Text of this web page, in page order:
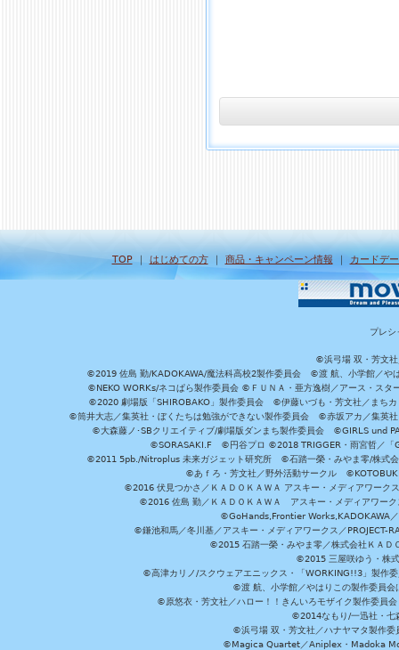
TOP｜ はじめての方｜ 商品・キャンペーン情報 ｜ カードデ
プレシ
©浜弓場 双・芳文社
©2019 佐島 勤/KADOKAWA/魔法科高校2製作委員会 ©渡 航、小学館／や
©NEKO WORKs/ネコぱら製作委員会 ©ＦＵＮＡ・亜方逸樹／アース・ス
©2020 劇場版「SHIROBAKO」製作委員会 ©伊藤いづも・芳文社／まち
©筒井大志／集英社・ぼくたちは勉強ができない製作委員会 ©赤坂アカ／集英
©大森藤ノ･SBクリエイティブ/劇場版ダンまち製作委員会 ©GIRLS und
©SORASAKI.F ©円谷プロ ©2018 TRIGGER・雨宮哲／
©2011 5pb./Nitroplus 未来ガジェット研究所 ©石踏一榮・みやま零/株式
©あｆろ・芳文社／野外活動サークル
©2016 伏見つかさ／ＫＡＤＯＫＡＷＡ アスキー・メディアワー
©2016 佐島 勤／ＫＡＤＯＫＡＷＡ アスキー・メディアワ
©GoHands,Frontier Works,KADOKAWA
©鎌池和馬／冬川基／アスキー・メディアワークス／
©2015 石踏一榮・みやま零／株式会社ＫＡＤ
©2015 三屋咲ゆう・株
©高津カリノ/スクウェアエニックス・「WORKING!!3」製作
©渡 航、小学館／やはりこの製作委員
©原悠衣・芳文社／ハロー！！きんいろモザイク製作委員
©2014なもり/一迅社・
©浜弓場 双・芳文社／ハナヤマタ製作
©Magica Quartet／Aniplex・Madoka